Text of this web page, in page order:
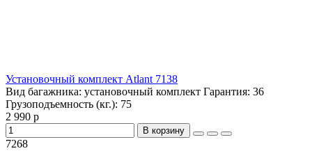
Установочный комплект Atlant 7138
Вид багажника: установочный комплект Гарантия: 36
Грузоподъемность (кг.): 75
2 990 р
В корзину
7268